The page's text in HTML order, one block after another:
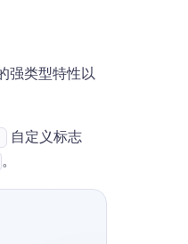
强类型特性以
自定义标志
。